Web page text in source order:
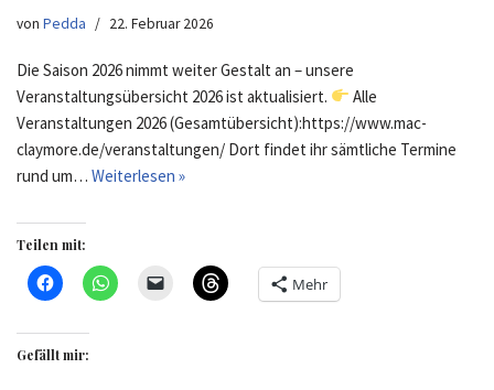
von Pedda 22. Februar 2026
Die Saison 2026 nimmt weiter Gestalt an – unsere
Veranstaltungsübersicht 2026 ist aktualisiert.
Alle
Veranstaltungen 2026 (Gesamtübersicht):https://www.mac-
claymore.de/veranstaltungen/ Dort findet ihr sämtliche Termine
rund um… Weiterlesen »
Teilen mit:
Mehr
Gefällt mir: